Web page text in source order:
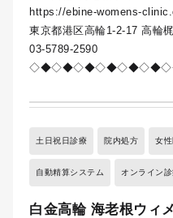
https://ebine-womens-
東京都港区高輪1-2-17 高輪
03-5789-2590
土日祝日診療 院内処方 女
自動精算システム オンライン
白金高輪 海老根ウィ